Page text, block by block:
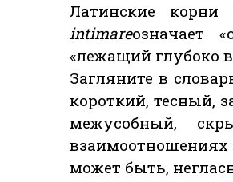
Латинские корни
intimareозначает
«лежащий глубоко
Загляните в
короткий, тесный,
межусобный,
может быть,